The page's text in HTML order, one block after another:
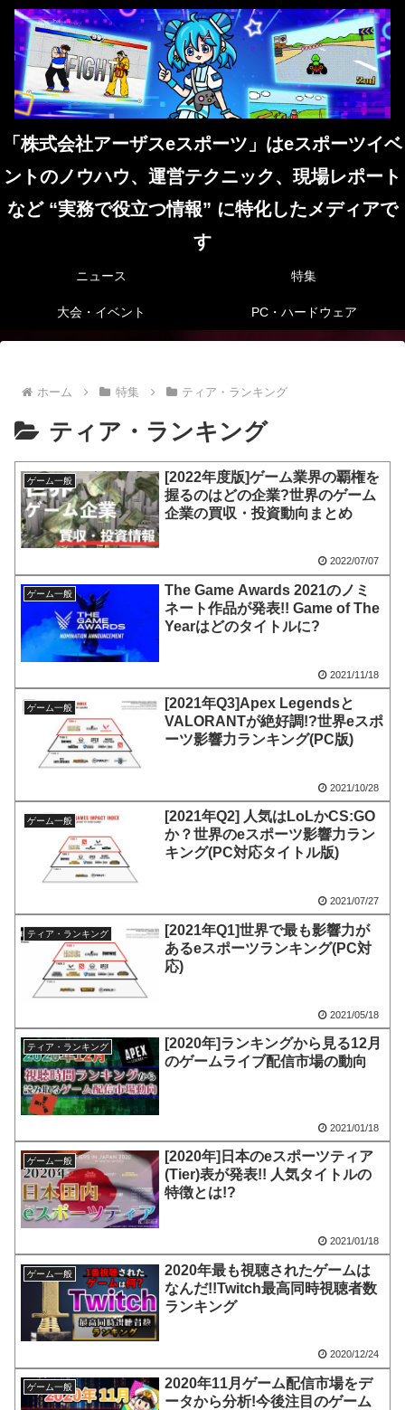
「株式会社アーザスeスポーツ」はeスポーツイベ
ントのノウハウ、運営テクニック、現場レポート
など “実務で役立つ情報” に特化したメディアで
す
ニュース 特集
大会・イベント PC・ハードウェア
ホーム 特集 ティア・ランキング
ティア・ランキング
ゲーム一般
[2022年度版]ゲーム業界の覇権を
握るのはどの企業?世界のゲーム
企業の買収・投資動向まとめ
2022/07/07
ゲーム一般
The Game Awards 2021のノミ
ネート作品が発表!! Game of The
Yearはどのタイトルに?
2021/11/18
ゲーム一般
[2021年Q3]Apex Legendsと
VALORANTが絶好調!?世界eスポ
ーツ影響力ランキング(PC版)
2021/10/28
ゲーム一般
[2021年Q2] 人気はLoLかCS:GO
か？世界のeスポーツ影響力ラン
キング(PC対応タイトル版)
2021/07/27
ティア・ランキング
[2021年Q1]世界で最も影響力が
あるeスポーツランキング(PC対
応)
2021/05/18
ティア・ランキング
[2020年]ランキングから見る12月
のゲームライブ配信市場の動向
2021/01/18
ゲーム一般
[2020年]日本のeスポーツティア
(Tier)表が発表!! 人気タイトルの
特徴とは!?
2021/01/18
ゲーム一般
2020年最も視聴されたゲームは
なんだ!!Twitch最高同時視聴者数
ランキング
2020/12/24
ゲーム一般
2020年11月ゲーム配信市場をデ
ータから分析!今後注目のゲーム